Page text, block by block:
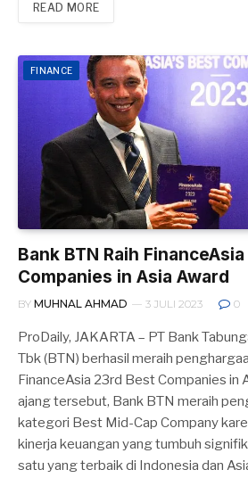
READ MORE
FINANCE
Bank BTN Raih
Companies in Asia Award
BY MUHNAL AHMAD 3 JULI 2023 0
ProDaily, JAKARTA – PT Bank
Tbk (BTN) berhasil meraih
FinanceAsia 23rd Best Companies in
ajang tersebut, Bank BTN meraih
kategori Best Mid-Cap Company
kinerja keuangan yang tumbuh
satu yang terbaik di Indonesia dan